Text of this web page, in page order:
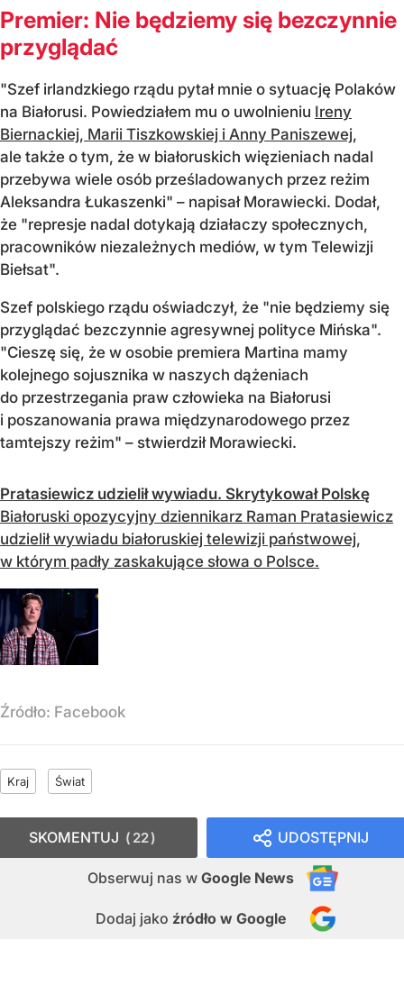
Premier: Nie będziemy się bezczynnie
przyglądać
"Szef irlandzkiego rządu pytał mnie o sytuację Polaków
na Białorusi. Powiedziałem mu o uwolnieniu Ireny
Biernackiej, Marii Tiszkowskiej i Anny Paniszewej,
ale także o tym, że w białoruskich więzieniach nadal
przebywa wiele osób prześladowanych przez reżim
Aleksandra Łukaszenki" – napisał Morawiecki. Dodał,
że "represje nadal dotykają działaczy społecznych,
pracowników niezależnych mediów, w tym Telewizji
Biełsat".
Szef polskiego rządu oświadczył, że "nie będziemy się
przyglądać bezczynnie agresywnej polityce Mińska".
"Cieszę się, że w osobie premiera Martina mamy
kolejnego sojusznika w naszych dążeniach
do przestrzegania praw człowieka na Białorusi
i poszanowania prawa międzynarodowego przez
tamtejszy reżim" – stwierdził Morawiecki.
Pratasiewicz udzielił wywiadu. Skrytykował Polskę
Białoruski opozycyjny dziennikarz Raman Pratasiewicz
udzielił wywiadu białoruskiej telewizji państwowej,
w którym padły zaskakujące słowa o Polsce.
Źródło: Facebook
Kraj Świat
UDOSTĘPNIJ
Obserwuj nas w Google News
Dodaj jako źródło w Google
SKOMENTUJ 22